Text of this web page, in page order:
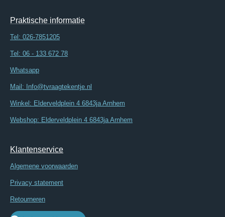
Praktische informatie
Tel: 026-7851205
Tel: 06 - 133 672 78
Whatsapp
Mail: Info@tvraagtekentje.nl
Winkel: Elderveldplein 4 6843ja Arnhem
Webshop: Elderveldplein 4 6843ja Arnhem
Klantenservice
Algemene voorwaarden
Privacy statement
Retourneren